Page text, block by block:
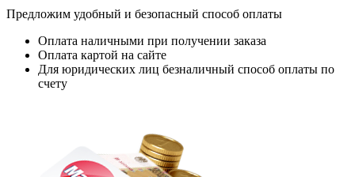
Предложим удобный и безопасный способ оплаты
Оплата наличными при получении заказа
Оплата картой на сайте
Для юридических лиц безналичный способ оплаты по
счету